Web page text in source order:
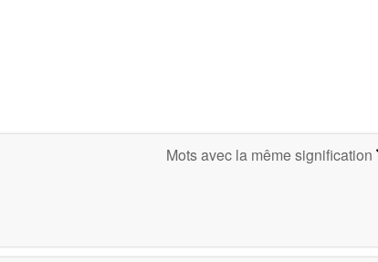
Mots avec la même signification